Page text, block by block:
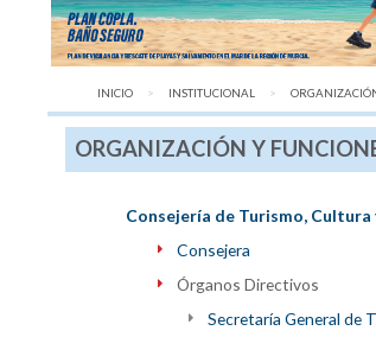
INICIO INSTITUCIONAL
ORGANIZACIÓN Y
Consejería de Turismo, Cultura
Consejera
Órganos Directivos
Secretaría General de